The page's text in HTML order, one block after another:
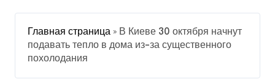
Главная страница » В Киеве 30 октября начнут
подавать тепло в дома из-за существенного
похолодания